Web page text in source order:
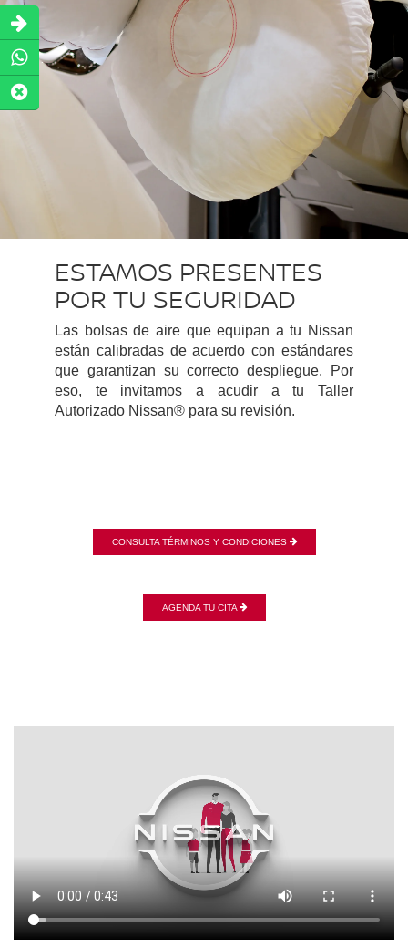
ESTAMOS PRESENTES
POR TU SEGURIDAD
Las bolsas de aire que equipan a tu Nissan
están calibradas de acuerdo con estándares
que garantizan su correcto despliegue. Por
eso, te invitamos a acudir a tu Taller
Autorizado Nissan® para su revisión.
CONSULTA TÉRMINOS Y CONDICIONES
AGENDA TU CITA